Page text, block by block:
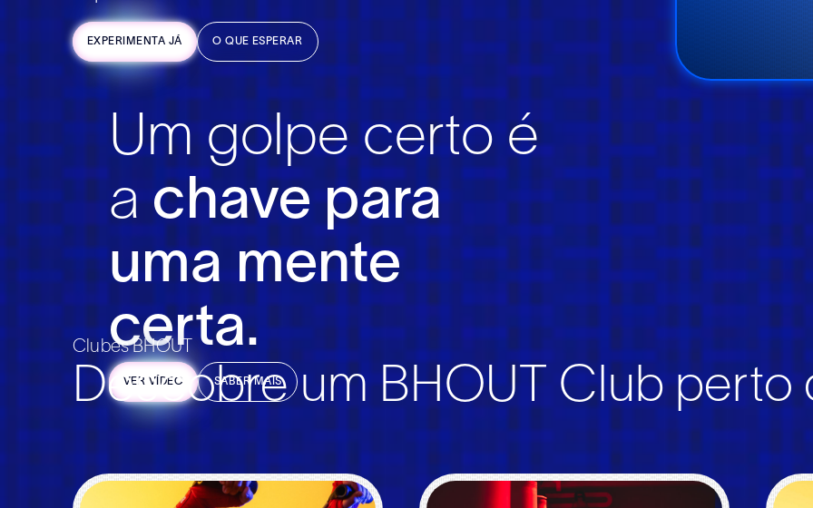
Um golpe certo é
a chave para
uma mente
certa.
VER VÍDEO SABER MAIS
EXPERIMENTA JÁ O QUE ESPERAR
Clubes BHOUT
Descobre um BHOUT Club perto